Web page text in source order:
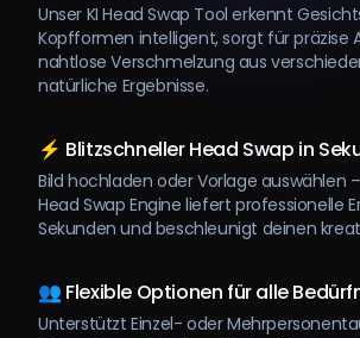
Unser KI Head Swap Tool erkennt
Kopfformen intelligent, sorgt für präzise
nahtlose Verschmelzung aus
natürliche Ergebnisse.
⚡ Blitzschneller Head Swap in
Bild hochladen oder Vorlage auswählen –
Head Swap Engine liefert professionelle
Sekunden und beschleunigt deinen
👥 Flexible Optionen für alle
Unterstützt Einzel- oder